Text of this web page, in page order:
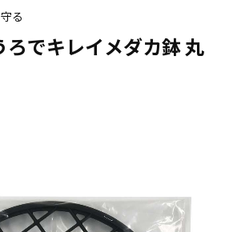
る
ろでキレイメダカ鉢 丸